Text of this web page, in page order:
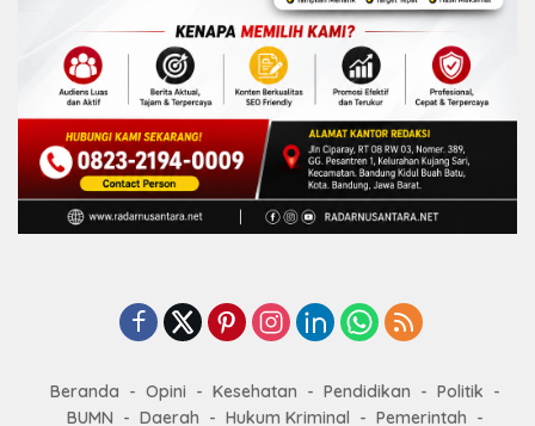
Beranda Opini Kesehatan Pendidikan
Politik
BUMN
Daerah Hukum Kriminal Pemerintah